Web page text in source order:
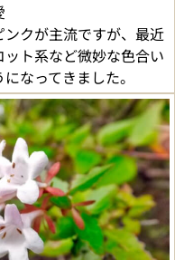
クが主流ですが、最近
ト系など微妙な色合い
なってきました。